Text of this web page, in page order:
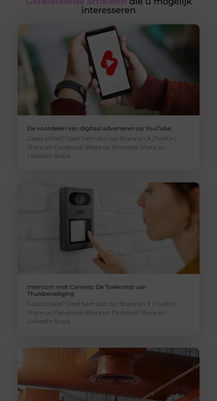
interesseren
De voordelen van digitaal adverteren op YouTube
Goed artikel? Deel hem dan op: Share on X (Twitter)
Share on Facebook Share on Pinterest Share on
LinkedIn Share
Intercom met Camera: De Toekomst van
Thuisbeveiliging
Goed artikel? Deel hem dan op: Share on X (Twitter)
Share on Facebook Share on Pinterest Share on
LinkedIn Share